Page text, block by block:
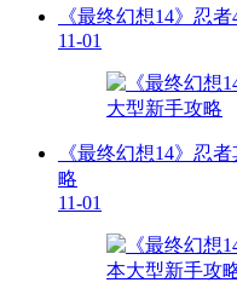
《最终幻想14》忍
11-01
《最终幻想14》忍
略
11-01